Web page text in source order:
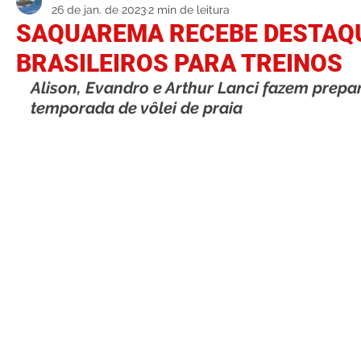
SAQUAREMA RECEBE
BRASILEIROS PARA TREINOS
26 de jan. de 2023 2 min de leitura
Alison, Evandro e Arthur Lanci fazem
temporada de vôlei de praia